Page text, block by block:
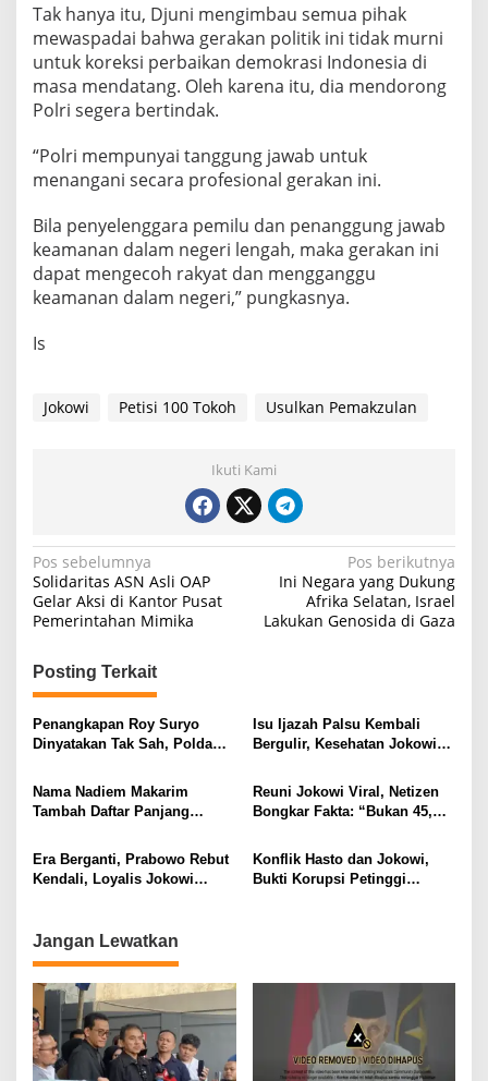
Tak hanya itu, Djuni mengimbau semua pihak
mewaspadai bahwa gerakan politik ini tidak murni
untuk koreksi perbaikan demokrasi Indonesia di
masa mendatang. Oleh karena itu, dia mendorong
Polri segera bertindak.
“Polri mempunyai tanggung jawab untuk
menangani secara profesional gerakan ini.
Bila penyelenggara pemilu dan penanggung jawab
keamanan dalam negeri lengah, maka gerakan ini
dapat mengecoh rakyat dan mengganggu
keamanan dalam negeri,” pungkasnya.
Is
Jokowi Petisi 100 Tokoh Usulkan Pemakzulan
Ikuti Kami
N
a
v
i
g
a
s
i
p
s
Pos sebelumnya
Solidaritas ASN Asli OAP
Gelar Aksi di Kantor Pusat
Pemerintahan Mimika
Pos berikutnya
Ini Negara yang Dukung
Afrika Selatan, Israel
Lakukan Genosida di Gaza
Posting Terkait
Penangkapan Roy Suryo
Dinyatakan Tak Sah, Polda
Praperadilan
Isu Ijazah Palsu Kembali
Bergulir, Kesehatan Jokowi
Nama Nadiem Makarim
Tambah Daftar Panjang
Tersandung Korupsi
Reuni Jokowi Viral, Netizen
Bongkar Fakta: “Bukan 45,
Era Berganti, Prabowo Rebut
Kendali, Loyalis Jokowi
Konflik Hasto dan Jokowi,
Bukti Korupsi Petinggi
Jangan Lewatkan